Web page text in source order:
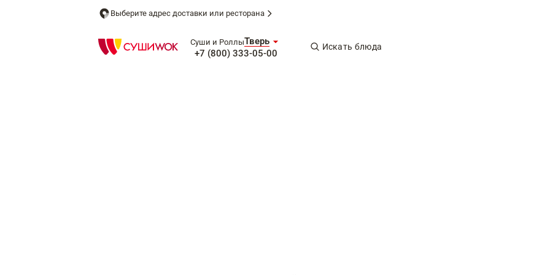
Выберите адрес доставки или ресторана
Суши и РоллыТверь
+7 (800) 333-05-00
Искать блюда